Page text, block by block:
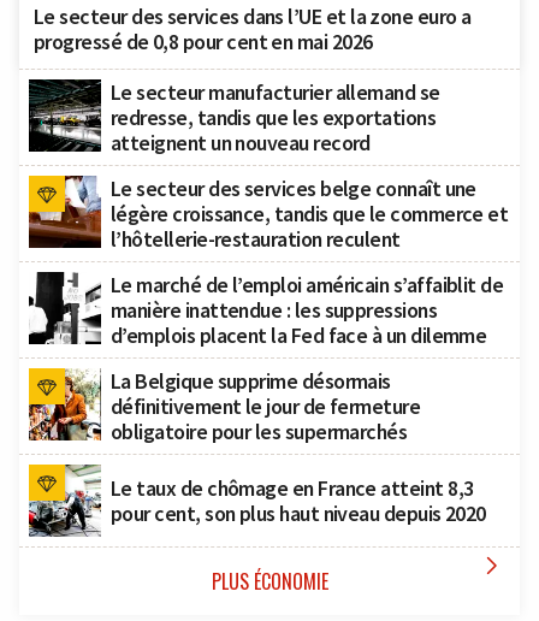
Le secteur des services dans l’UE et la zone euro a
progressé de 0,8 pour cent en mai 2026
Le secteur manufacturier allemand se
redresse, tandis que les exportations
atteignent un nouveau record
Le secteur des services belge connaît une
légère croissance, tandis que le commerce et
l’hôtellerie-restauration reculent
Le marché de l’emploi américain s’affaiblit de
manière inattendue : les suppressions
d’emplois placent la Fed face à un dilemme
La Belgique supprime désormais
définitivement le jour de fermeture
obligatoire pour les supermarchés
Le taux de chômage en France atteint 8,3
pour cent, son plus haut niveau depuis 2020
PLUS ÉCONOMIE 